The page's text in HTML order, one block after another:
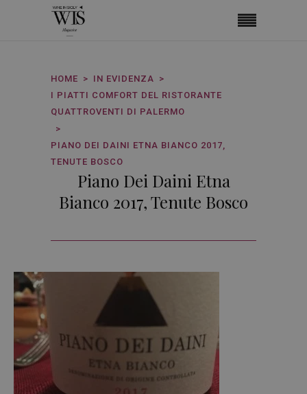
HOME
IN EVIDENZA
I PIATTI COMFORT DEL RISTORANTE
QUATTROVENTI DI PALERMO
PIANO DEI DAINI ETNA BIANCO 2017,
TENUTE BOSCO
Piano Dei Daini Etna
Bianco 2017, Tenute Bosco